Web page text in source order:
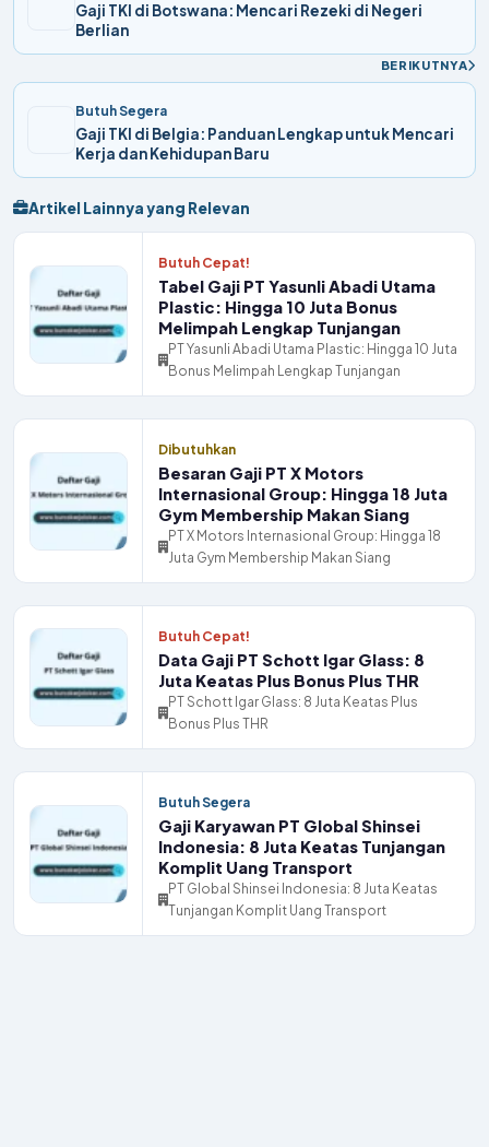
Gaji TKI di Botswana: Mencari Rezeki di Negeri
Berlian
BERIKUTNYA
Butuh Segera
Gaji TKI di Belgia: Panduan Lengkap untuk Mencari
Kerja dan Kehidupan Baru
Artikel Lainnya yang Relevan
Butuh Cepat!
Tabel Gaji PT Yasunli Abadi Utama
Plastic: Hingga 10 Juta Bonus
Melimpah Lengkap Tunjangan
PT Yasunli Abadi Utama Plastic: Hingga 10 Juta
Bonus Melimpah Lengkap Tunjangan
Dibutuhkan
Besaran Gaji PT X Motors
Internasional Group: Hingga 18 Juta
Gym Membership Makan Siang
PT X Motors Internasional Group: Hingga 18
Juta Gym Membership Makan Siang
Butuh Cepat!
Data Gaji PT Schott Igar Glass: 8
Juta Keatas Plus Bonus Plus THR
PT Schott Igar Glass: 8 Juta Keatas Plus
Bonus Plus THR
Butuh Segera
Gaji Karyawan PT Global Shinsei
Indonesia: 8 Juta Keatas Tunjangan
Komplit Uang Transport
PT Global Shinsei Indonesia: 8 Juta Keatas
Tunjangan Komplit Uang Transport